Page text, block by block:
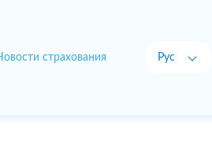
страхования Рус